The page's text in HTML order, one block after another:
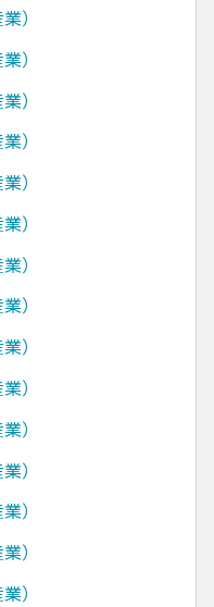
）
）
）
）
）
）
）
）
）
）
）
）
）
）
）